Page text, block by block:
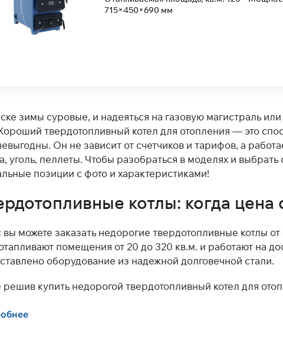
715×450×690 мм
зимы суровые, и надеяться на газовую магистраль
твердотопливный котел для отопления — это
Он не зависит от счетчиков и тарифов, а
уголь, пеллеты. Чтобы разобраться в моделях и
позиции с фото и характеристиками!
котлы: когда цена
вы можете заказать недорогие твердотопливные котлы
помещения от 20 до 320 кв.м. и работают на
оборудование из надежной долговечной стали.
купить недорогой твердотопливный котел для
Полная независимость от газа и электричества